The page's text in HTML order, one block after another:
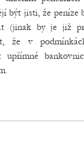
být jisti, že peníze
(jinak by je již
že v